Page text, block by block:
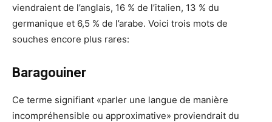
viendraient de l’anglais, 16 % de l’italien, 13 % du
germanique et 6,5 % de l’arabe. Voici trois mots de
souches encore plus rares:
Baragouiner
Ce terme signifiant «parler une langue de manière
incompréhensible ou approximative» proviendrait du